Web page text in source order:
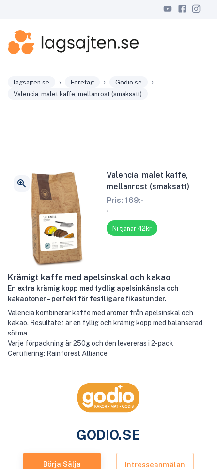
lagsajten.se › Företag › Godio.se ›
Valencia, malet kaffe, mellanrost (smaksatt)
Valencia, malet kaffe,
mellanrost (smaksatt)
Pris: 169:-
1
Ni tjänar 42kr
Krämigt kaffe med apelsinskal och kakao
En extra krämig kopp med tydlig apelsinkänsla och
kakaotoner – perfekt för festligare fikastunder.
Valencia kombinerar kaffe med aromer från apelsinskal och
kakao. Resultatet är en fyllig och krämig kopp med balanserad
sötma.
Varje förpackning är 250g och den levereras i 2-pack
Certifiering: Rainforest Alliance
GODIO.SE
Börja Sälja Intresseanmälan